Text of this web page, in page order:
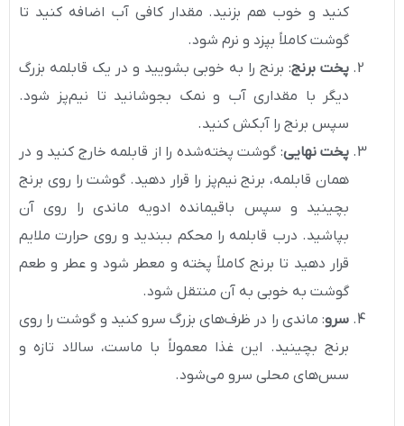
کنید و خوب هم بزنید. مقدار کافی آب اضافه کنید تا
گوشت کاملاً بپزد و نرم شود.
پخت برنج: برنج را به خوبی بشویید و در یک قابلمه بزرگ
دیگر با مقداری آب و نمک بجوشانید تا نیم‌پز شود.
سپس برنج را آبکش کنید.
پخت نهایی: گوشت پخته‌شده را از قابلمه خارج کنید و در
همان قابلمه، برنج نیم‌پز را قرار دهید. گوشت را روی برنج
بچینید و سپس باقیمانده ادویه ماندی را روی آن
بپاشید. درب قابلمه را محکم ببندید و روی حرارت ملایم
قرار دهید تا برنج کاملاً پخته و معطر شود و عطر و طعم
گوشت به خوبی به آن منتقل شود.
سرو: ماندی را در ظرف‌های بزرگ سرو کنید و گوشت را روی
برنج بچینید. این غذا معمولاً با ماست، سالاد تازه و
سس‌های محلی سرو می‌شود.